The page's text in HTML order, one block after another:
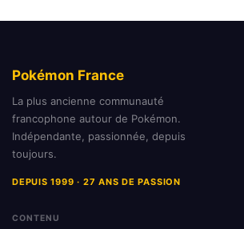
Pokémon France
La plus ancienne communauté
francophone autour de Pokémon.
Indépendante, passionnée, depuis
toujours.
DEPUIS 1999 · 27 ANS DE PASSION
CONTENU